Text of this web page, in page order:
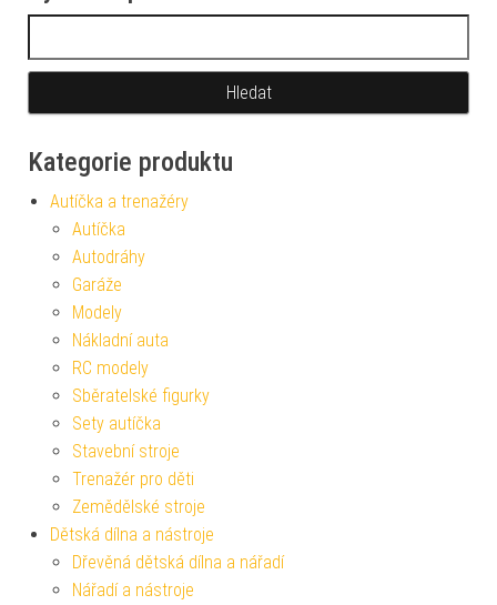
Kategorie produktu
Autíčka a trenažéry
Autíčka
Autodráhy
Garáže
Modely
Nákladní auta
RC modely
Sběratelské figurky
Sety autíčka
Stavební stroje
Trenažér pro děti
Zemědělské stroje
Dětská dílna a nástroje
Dřevěná dětská dílna a nářadí
Nářadí a nástroje